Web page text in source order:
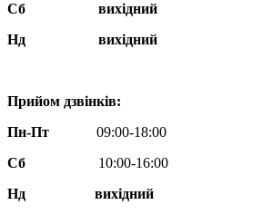
Сб
вихідний
Нд
вихідний
Прийом дзвінків:
Пн-Пт
09:00-18:00
Сб
10:00-16:00
Нд вихідний